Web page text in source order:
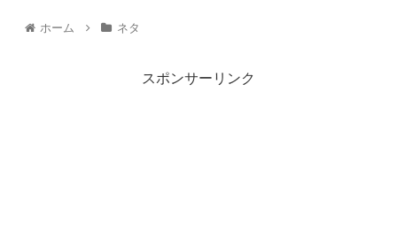
ホーム ネタ
スポンサーリンク